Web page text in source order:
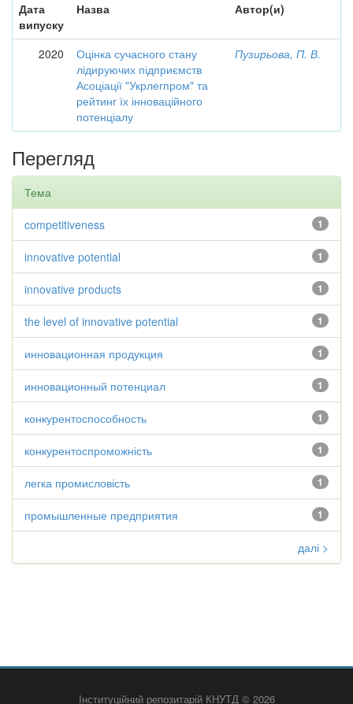
Дата
випуску
Назва Автор(и)
2020
Оцінка сучасного стану
лідируючих підприємств
Асоціації "Укрлегпром" та
рейтинг їх інноваційного
потенціалу
Пузирьова, П. В.
Перегляд
Тема
1
competitiveness
1
innovative potential
1
innovative products
1
the level of innovative potential
1
инновационная продукция
1
инновационный потенциал
1
конкурентоспособность
1
конкурентоспроможність
1
легка промисловість
1
промышленные предприятия
далі >
Інституційний репозитарій КНУТД © 2026